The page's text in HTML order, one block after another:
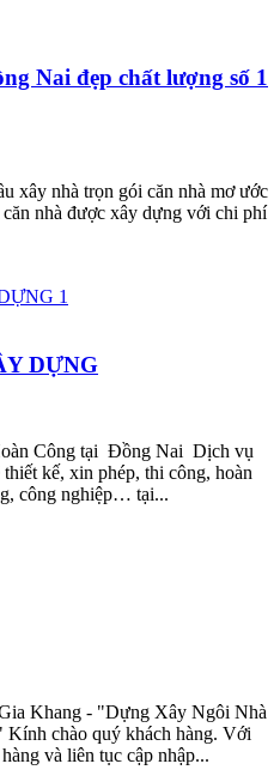
Nai đẹp chất lượng số 1
xây nhà trọn gói căn nhà mơ ước
nhà được xây dựng với chi phí
DỰNG
Công tại Đồng Nai Dịch vụ
kế, xin phép, thi công, hoàn
công nghiệp… tại...
Khang - "Dựng Xây Ngôi Nhà
chào quý khách hàng. Với
và liên tục cập nhập...